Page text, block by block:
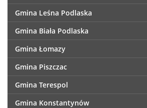
Gmina Leśna Podlaska
Gmina Biała Podlaska
Gmina Łomazy
Gmina Piszczac
Gmina Terespol
Gmina Konstantynów